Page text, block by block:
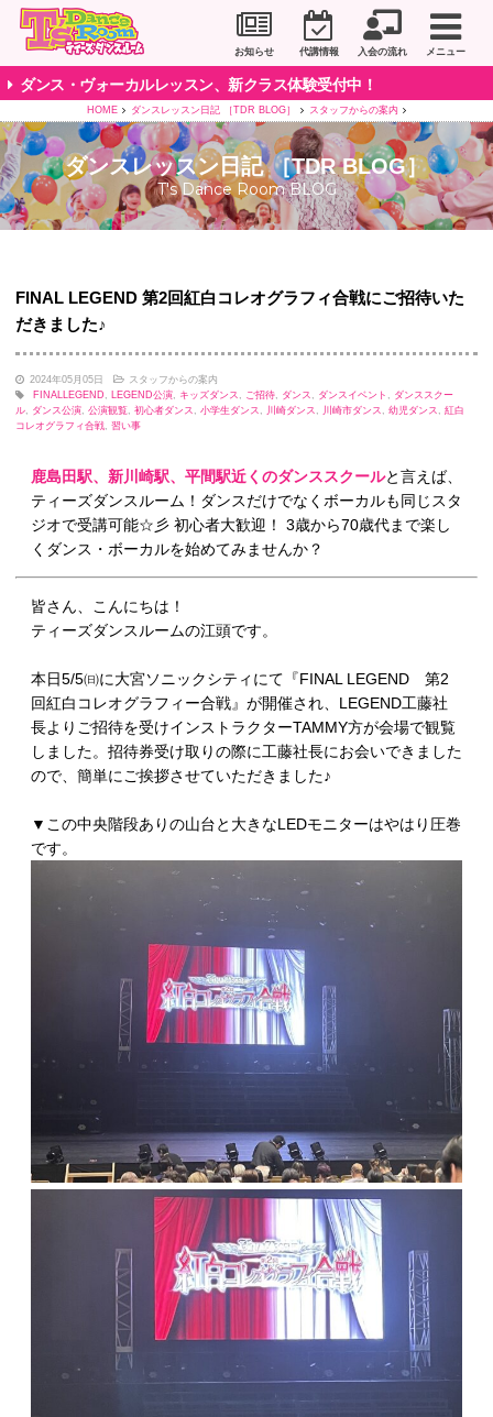
川崎市のダンススタジオ＆ボーカルスクール「
お知らせ 代講情報 入会の流れ メニュー
ダンス・ヴォーカルレッスン、新クラス体験受付中！
HOME ダンスレッスン日記 ［TDR BLOG］ スタッフからの案内
ダンスレッスン日記 ［TDR BLOG］
T's Dance Room BLOG
FINAL LEGEND 第2回紅白コレオグラフィ合戦にご招待いた
だきました♪
2024年05月05日
スタッフからの案内
FINALLEGEND
LEGEND公演, キッズダンス ご招待, ダンス ダンスイベント
ダンススクー
ル
ダンス公演 公演観覧 初心者ダンス 小学生ダンス 川崎ダンス 川崎市ダンス 幼児ダンス
紅白
コレオグラフィ合戦 習い事
鹿島田駅、新川崎駅、平間駅近くのダンススクールと言えば、
ティーズダンスルーム！ダンスだけでなくボーカルも同じスタ
ジオで受講可能☆彡 初心者大歓迎！ 3歳から70歳代まで楽し
くダンス・ボーカルを始めてみませんか？
皆さん、こんにちは！
ティーズダンスルームの江頭です。
本日5/5㈰に大宮ソニックシティにて『FINAL LEGEND 第2
回紅白コレオグラフィー合戦』が開催され、LEGEND工藤社
長よりご招待を受けインストラクターTAMMY方が会場で観覧
しました。招待券受け取りの際に工藤社長にお会いできました
ので、簡単にご挨拶させていただきました♪
▼この中央階段ありの山台と大きなLEDモニターはやはり圧巻
です。